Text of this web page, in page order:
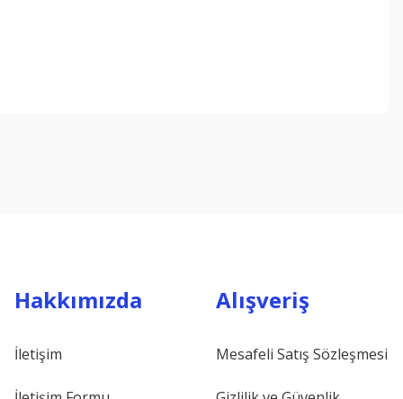
Hakkımızda
İletişim
Alışveriş
Mesafeli Satış Sözleşmesi